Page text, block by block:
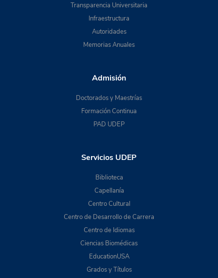
Transparencia Universitaria
Infraestructura
Autoridades
Memorias Anuales
Admisión
Doctorados y Maestrías
Formación Continua
PAD UDEP
Servicios UDEP
Biblioteca
Capellanía
Centro Cultural
Centro de Desarrollo de Carrera
Centro de Idiomas
Ciencias Biomédicas
EducationUSA
Grados y Títulos